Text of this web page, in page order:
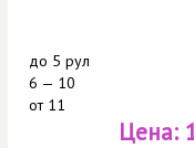
до 5 рул
6 — 10
от11
Цена: